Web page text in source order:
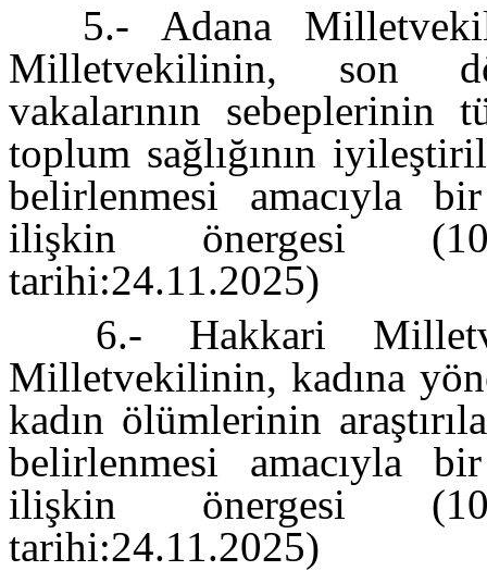
5.- Adana
Milletvekilinin, son
vakalarının sebeplerinin
toplum sağlığının
belirlenmesi amacıyla bir
ilişkin önergesi
tarihi:24.11.2025)
6.- Hakkari
Milletvekilinin, kadına
kadın ölümlerinin
belirlenmesi amacıyla bir
ilişkin önergesi
tarihi:24.11.2025)